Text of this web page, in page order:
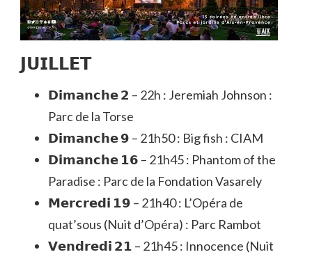
𝗝𝗨𝗜𝗟𝗟𝗘𝗧
𝗗𝗶𝗺𝗮𝗻𝗰𝗵𝗲 𝟮 – 22h : Jeremiah Johnson :
Parc de la Torse
𝗗𝗶𝗺𝗮𝗻𝗰𝗵𝗲 𝟵 – 21h50 : Big fish : CIAM
𝗗𝗶𝗺𝗮𝗻𝗰𝗵𝗲 𝟭𝟲 – 21h45 : Phantom of the
Paradise : Parc de la Fondation Vasarely
𝗠𝗲𝗿𝗰𝗿𝗲𝗱𝗶 𝟭𝟵 – 21h40 : L’Opéra de
quat’sous (Nuit d’Opéra) : Parc Rambot
𝗩𝗲𝗻𝗱𝗿𝗲𝗱𝗶 𝟮𝟭 – 21h45 : Innocence (Nuit